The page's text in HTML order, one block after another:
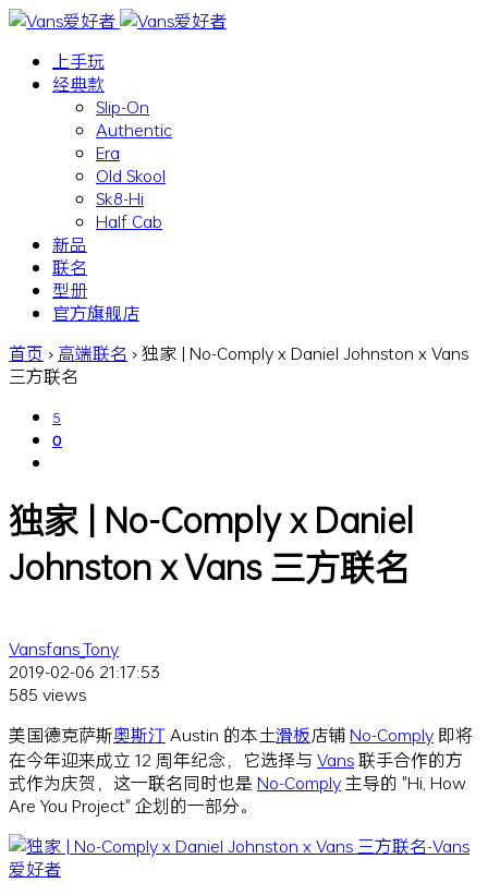
上手玩
经典款
Slip-On
Authentic
Era
Old Skool
Sk8-Hi
Half Cab
新品
联名
型册
官方旗舰店
首页 › 高端联名 ›独家 | No-Comply x Daniel Johnston x Vans
三方联名
5
0
独家 | No-Comply x Daniel
Johnston x Vans 三方联名
Vansfans_Tony
2019-02-06 21:17:53
585 views
美国德克萨斯奥斯汀Austin 的本土滑板店铺No-Comply 即将
在今年迎来成立 12 周年纪念，它选择与 Vans联手合作的方
式作为庆贺，这一联名同时也是 No-Comply主导的 "Hi, How
Are You Project" 企划的一部分。